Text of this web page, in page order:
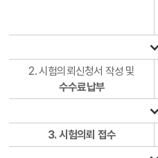
2. 시험의뢰신청서 작성 및
수수료납부
3. 시험의뢰 접수